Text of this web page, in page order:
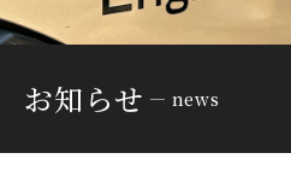
お知らせ news